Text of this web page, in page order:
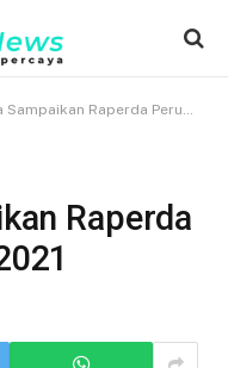
Raperda Perubahan APBD 2021
Raperda